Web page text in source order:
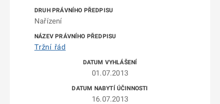
Nařízení
Tržní řád
01.07.2013
16.07.2013